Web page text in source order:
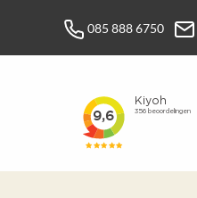
085 888 6750